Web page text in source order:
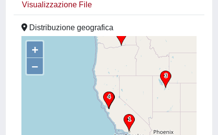
Visualizzazione File
Distribuzione geografica
+
–